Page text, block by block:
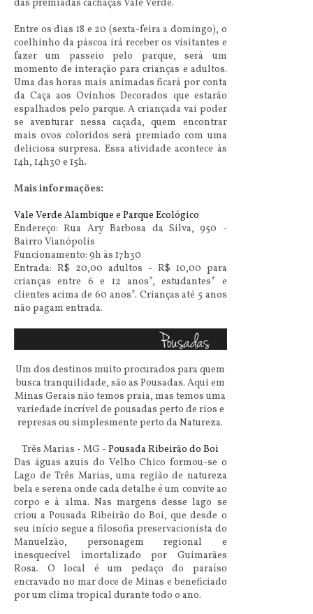
das premiadas cachaças Vale Verde.
Entre os dias 18 e 20 (sexta-feira a domingo), o
coelhinho da páscoa irá receber os visitantes e
fazer um passeio pelo parque, será um
momento de interação para crianças e adultos.
Uma das horas mais animadas ficará por conta
da Caça aos Ovinhos Decorados que estarão
espalhados pelo parque. A criançada vai poder
se aventurar nessa caçada, quem encontrar
mais ovos coloridos será premiado com uma
deliciosa surpresa. Essa atividade acontece às
14h, 14h30 e 15h.
Mais informações:
Vale Verde Alambique e Parque Ecológico
Endereço: Rua Ary Barbosa da Silva, 950 -
Bairro Vianópolis
Funcionamento: 9h às 17h30
Entrada: R$ 20,00 adultos - R$ 10,00 para
crianças entre 6 e 12 anos*, estudantes* e
clientes acima de 60 anos*. Crianças até 5 anos
não pagam entrada.
Um dos destinos muito procurados para quem
busca tranquilidade, são as Pousadas. Aqui em
Minas Gerais não temos praia, mas temos uma
variedade incrível de pousadas perto de rios e
represas ou simplesmente perto da Natureza.
Três Marias - MG -Pousada Ribeirão do Boi
Das águas azuis do Velho Chico formou-se o
Lago de Três Marias, uma região de natureza
bela e serena onde cada detalhe é um convite ao
corpo e à alma. Nas margens desse lago se
criou a Pousada Ribeirão do Boi, que desde o
seu início segue a filosofia preservacionista do
Manuelzão, personagem regional e
inesquecível imortalizado por Guimarães
Rosa. O local é um pedaço do paraíso
encravado no mar doce de Minas e beneficiado
por um clima tropical durante todo o ano.